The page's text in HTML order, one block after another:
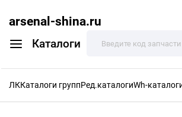
arsenal-shina.ru
Каталоги
ЛККаталоги группРед.каталогиWh-